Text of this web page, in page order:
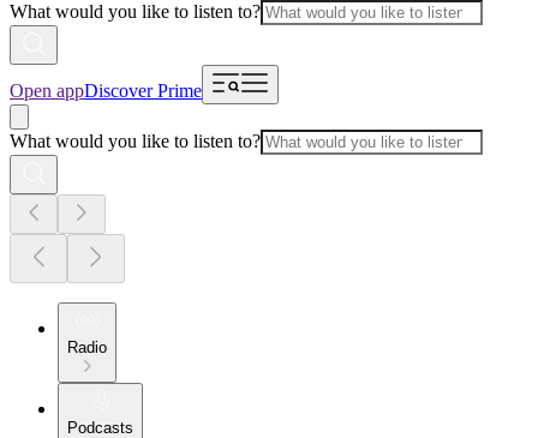
What would you like to listen to?
Open appDiscover Prime
What would you like to listen to?
Radio
Podcasts